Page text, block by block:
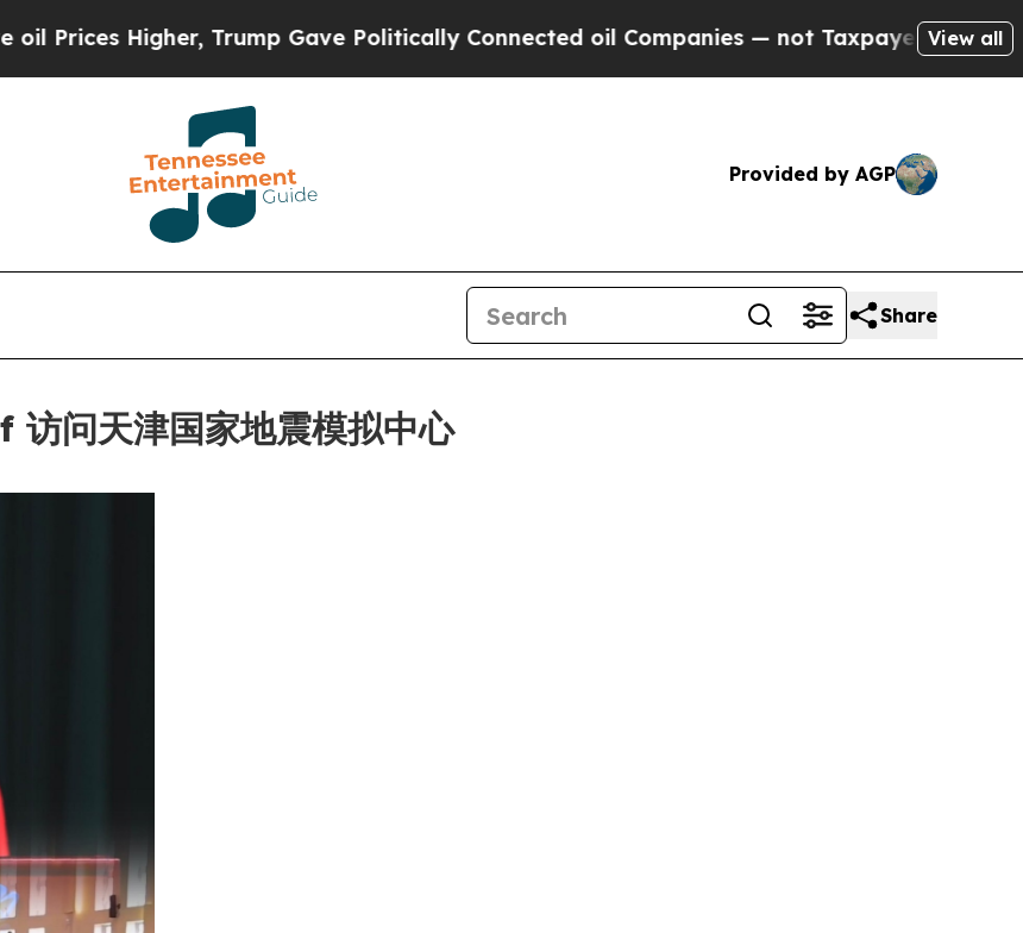
Trump Gave Politically Connected oil Companies — not Taxpayers — the Chance to
View all
Provided by AGP
Share
问天津国家地震模拟中心